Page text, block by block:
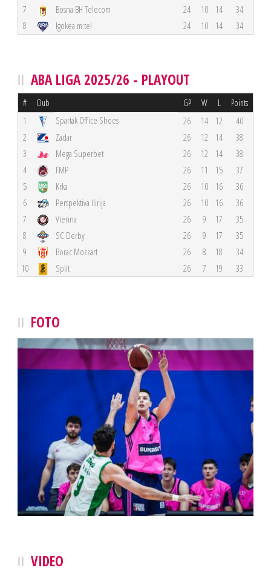
7
Bosna BH Telecom 24 10 14
34
8
Igokea m:tel 24 10 14 34
ABA LIGA 2025/26 - PLAYOUT
# Club GP W L Points
1 Spartak Office Shoes 26 14 12
40
2
Zadar 26 12 14
38
3
Mega Superbet 26 12 14
38
4
FMP 26 11 15
37
5
Krka 26 10 16
36
6
Perspektiva Ilirija 26 10 16
36
7
Vienna 26 9 17
35
8
SC Derby 26 9 17
35
9
Borac Mozzart 26 8 18
34
10
Split 26 7 19 33
FOTO
VIDEO